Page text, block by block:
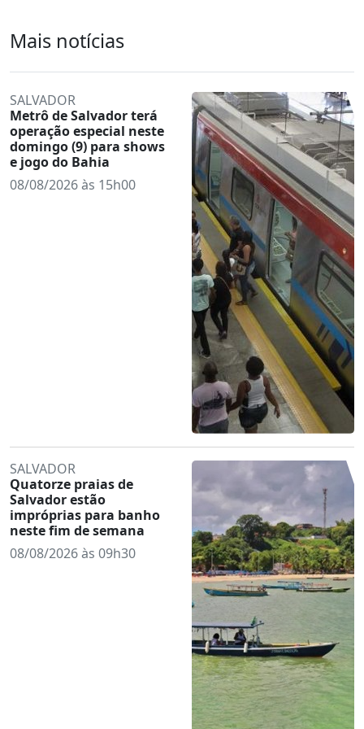
Mais notícias
SALVADOR
Metrô de Salvador terá
operação especial neste
domingo (9) para shows
e jogo do Bahia
08/08/2026 às 15h00
SALVADOR
Quatorze praias de
Salvador estão
impróprias para banho
neste fim de semana
08/08/2026 às 09h30